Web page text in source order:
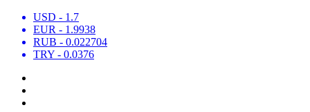
USD - 1.7
EUR - 1.9938
RUB - 0.022704
TRY - 0.0376